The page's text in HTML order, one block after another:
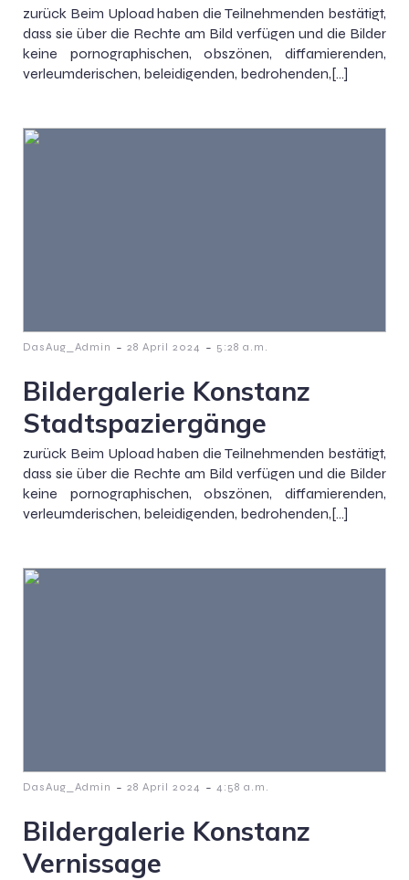
zurück Beim Upload haben die Teilnehmenden bestätigt,
dass sie über die Rechte am Bild verfügen und die Bilder
keine pornographischen, obszönen, diffamierenden,
verleumderischen, beleidigenden, bedrohenden,[…]
DasAug_Admin - 28 April 2024 - 5:28 a.m.
Bildergalerie Konstanz
Stadtspaziergänge
zurück Beim Upload haben die Teilnehmenden bestätigt,
dass sie über die Rechte am Bild verfügen und die Bilder
keine pornographischen, obszönen, diffamierenden,
verleumderischen, beleidigenden, bedrohenden,[…]
DasAug_Admin - 28 April 2024 - 4:58 a.m.
Bildergalerie Konstanz
Vernissage